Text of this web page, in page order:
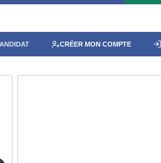
CRÉER MON COMPTE